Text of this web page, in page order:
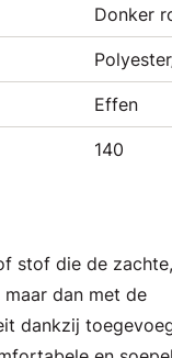
Donker
Effen
140
stof die de
dan met de
dankzij